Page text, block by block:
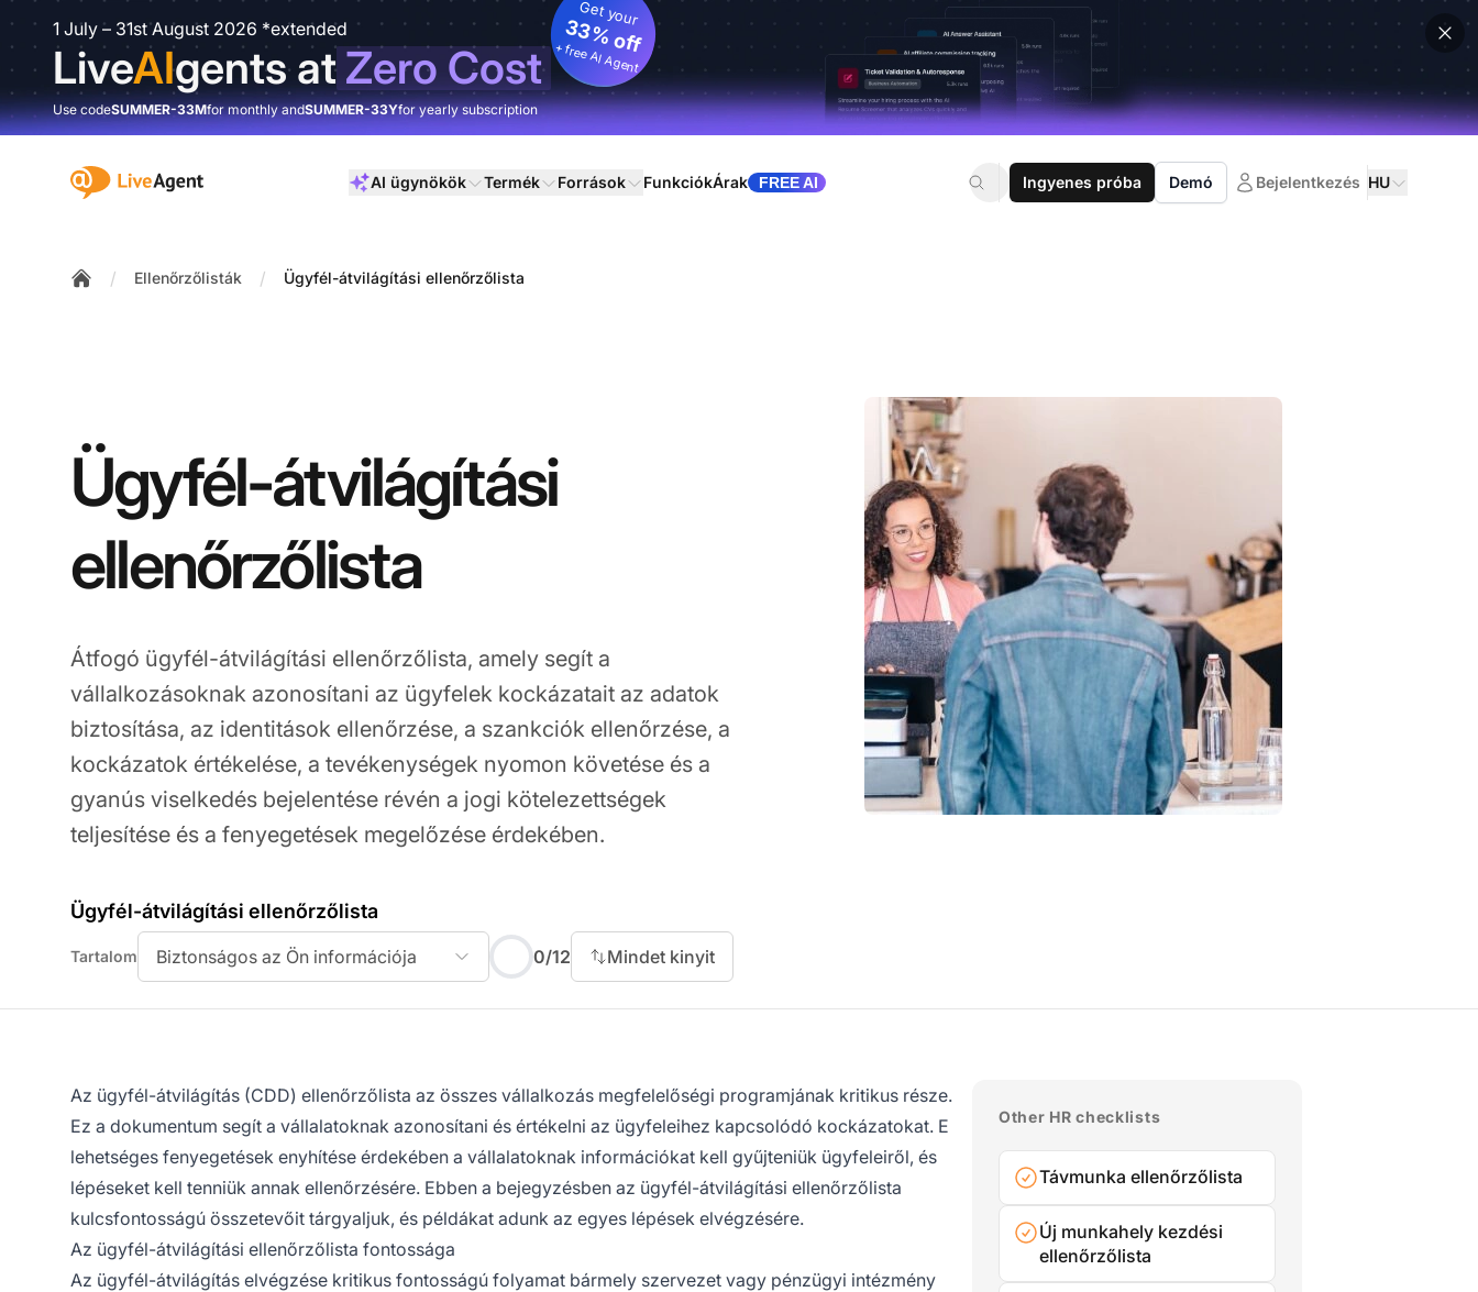
1 July – 31st August 2026 *extended
LiveAIgents atZero Cost
Get your
33% off
+ free AI Agent
Use codeSUMMER-33Mfor monthly andSUMMER-33Yfor yearly subscription
:site.title AI ügynökök Termék Források FunkciókÁrak FREE AI Ingyenes próba Demó Bejelentkezés HU
/ Ellenőrzőlisták / Ügyfél-átvilágítási ellenőrzőlista
Ügyfél-átvilágítási
ellenőrzőlista
Átfogó ügyfél-átvilágítási ellenőrzőlista, amely segít a
vállalkozásoknak azonosítani az ügyfelek kockázatait az adatok
biztosítása, az identitások ellenőrzése, a szankciók ellenőrzése, a
kockázatok értékelése, a tevékenységek nyomon követése és a
gyanús viselkedés bejelentése révén a jogi kötelezettségek
teljesítése és a fenyegetések megelőzése érdekében.
Ügyfél-átvilágítási ellenőrzőlista
Tartalom Biztonságos az Ön információja 0/12 Mindet kinyit
Az ügyfél-átvilágítás (CDD) ellenőrzőlista az összes vállalkozás megfelelőségi programjának kritikus része.
Ez a dokumentum segít a vállalatoknak azonosítani és értékelni az ügyfeleihez kapcsolódó kockázatokat. E
lehetséges fenyegetések enyhítése érdekében a vállalatoknak információkat kell gyűjteniük ügyfeleiről, és
lépéseket kell tenniük annak ellenőrzésére. Ebben a bejegyzésben az ügyfél-átvilágítási ellenőrzőlista
kulcsfontosságú összetevőit tárgyaljuk, és példákat adunk az egyes lépések elvégzésére.
Az ügyfél-átvilágítási ellenőrzőlista fontossága
Az ügyfél-átvilágítás elvégzése kritikus fontosságú folyamat bármely szervezet vagy pénzügyi intézmény
Other HR checklists
Távmunka ellenőrzőlista
Új munkahely kezdési
ellenőrzőlista